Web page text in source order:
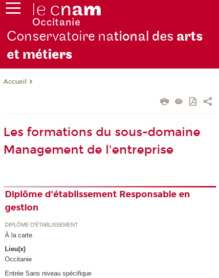
Conservatoire national des arts
et métiers
Accueil
Les formations du sous-domaine
Management de l'entreprise
Diplôme d'établissement Responsable en
gestion
DIPLÔME D'ÉTABLISSEMENT
À la carte
Lieu(x)
Occitanie
Entrée Sans niveau spécifique